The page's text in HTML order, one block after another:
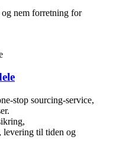
nem forretning for
stop sourcing-service,
levering til tiden og